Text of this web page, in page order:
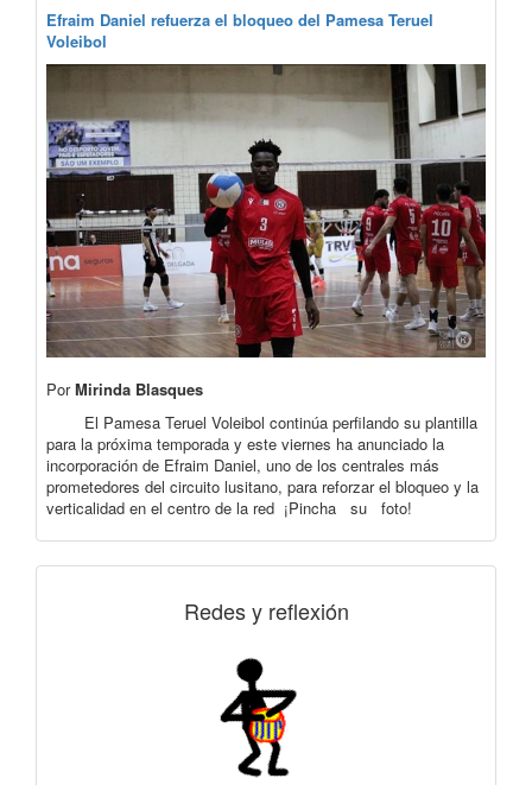
Efraim Daniel refuerza el bloqueo del Pamesa Teruel
Voleibol
PorMirinda Blasques
El Pamesa Teruel Voleibol continúa perfilando su plantilla
para la próxima temporada y este viernes ha anunciado la
incorporación de Efraim Daniel, uno de los centrales más
prometedores del circuito lusitano, para reforzar el bloqueo y la
verticalidad en el centro de la red ¡Pincha su foto!
Redes y reflexión